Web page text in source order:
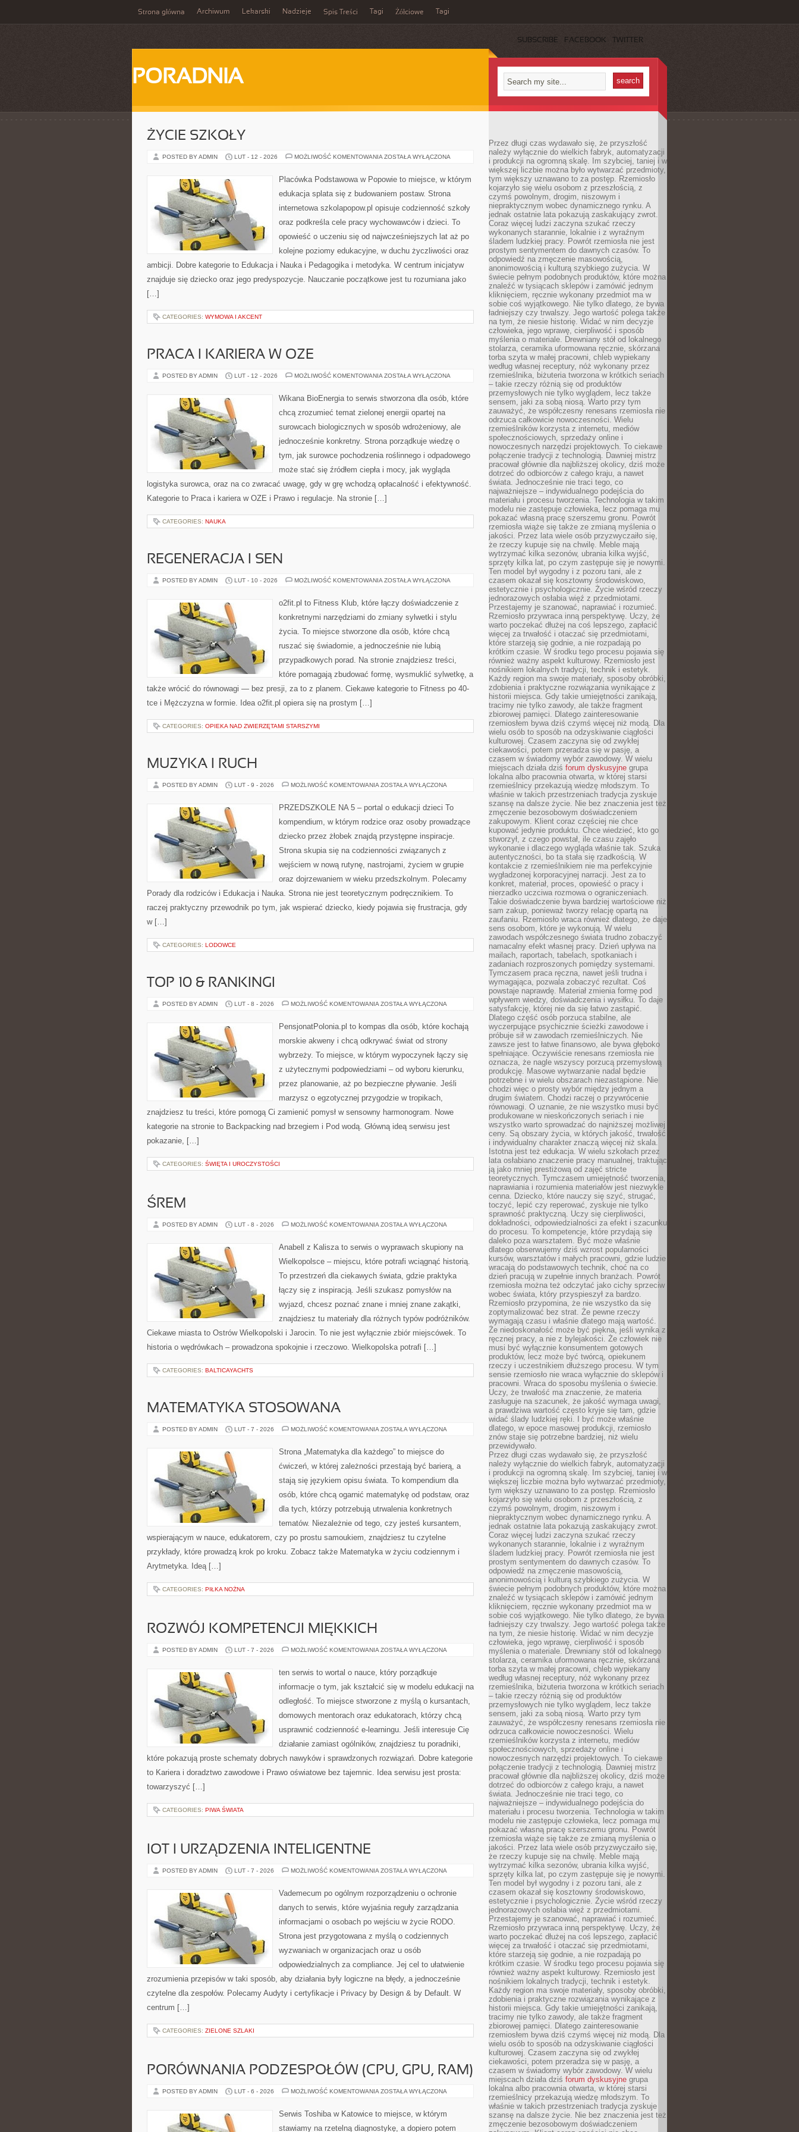
Strona główna Archiwum Lekarski Nadzieje Spis Treści Tagi Żółciowe Tagi
SUBSCRIBE FACEBOOK TWITTER
PORADNIA
ŻYCIE SZKOŁY
POSTED BY ADMIN LUT - 12 - 2026 MOŻLIWOŚĆ KOMENTOWANIA ŻYCIE
ZOSTAŁA WYŁĄCZONA
Placówka Podstawowa w Popowie to miejsce, w którym
edukacja splata się z budowaniem postaw. Strona
internetowa szkolapopow.pl opisuje codzienność szkoły
oraz podkreśla cele pracy wychowawców i dzieci. To
opowieść o uczeniu się od najwcześniejszych lat aż po
kolejne poziomy edukacyjne, w duchu życzliwości oraz
ambicji. Dobre kategorie to Edukacja i Nauka i Pedagogika i metodyka. W centrum inicjatyw
znajduje się dziecko oraz jego predyspozycje. Nauczanie początkowe jest tu rozumiana jako
[…]
CATEGORIES: WYMOWA I AKCENT
PRACA I KARIERA W OZE
POSTED BY ADMIN LUT - 12 - 2026 MOŻLIWOŚĆ KOMENTOWANIA PRACA
W
OZE
ZOSTAŁA WYŁĄCZONA
Wikana BioEnergia to serwis stworzona dla osób, które
chcą zrozumieć temat zielonej energii opartej na
surowcach biologicznych w sposób wdrożeniowy, ale
jednocześnie konkretny. Strona porządkuje wiedzę o
tym, jak surowce pochodzenia roślinnego i odpadowego
może stać się źródłem ciepła i mocy, jak wygląda
logistyka surowca, oraz na co zwracać uwagę, gdy w grę wchodzą opłacalność i efektywność.
Kategorie to Praca i kariera w OZE i Prawo i regulacje. Na stronie […]
CATEGORIES: NAUKA
REGENERACJA I SEN
POSTED BY ADMIN LUT - 10 - 2026 MOŻLIWOŚĆ KOMENTOWANIA REGENERACJA
ZOSTAŁA WYŁĄCZONA
o2fit.pl to Fitness Klub, które łączy doświadczenie z
konkretnymi narzędziami do zmiany sylwetki i stylu
życia. To miejsce stworzone dla osób, które chcą
ruszać się świadomie, a jednocześnie nie lubią
przypadkowych porad. Na stronie znajdziesz treści,
które pomagają zbudować formę, wysmuklić sylwetkę, a
także wrócić do równowagi — bez presji, za to z planem. Ciekawe kategorie to Fitness po 40-
tce i Mężczyzna w formie. Idea o2fit.pl opiera się na prostym […]
CATEGORIES: OPIEKA NAD ZWIERZĘTAMI STARSZYMI
MUZYKA I RUCH
POSTED BY ADMIN LUT - 9 - 2026 MOŻLIWOŚĆ KOMENTOWANIA MUZYKA
ZOSTAŁA WYŁĄCZONA
PRZEDSZKOLE NA 5 – portal o edukacji dzieci To
kompendium, w którym rodzice oraz osoby prowadzące
dziecko przez żłobek znajdą przystępne inspiracje.
Strona skupia się na codzienności związanych z
wejściem w nową rutynę, nastrojami, życiem w grupie
oraz dojrzewaniem w wieku przedszkolnym. Polecamy
Porady dla rodziców i Edukacja i Nauka. Strona nie jest teoretycznym podręcznikiem. To
raczej praktyczny przewodnik po tym, jak wspierać dziecko, kiedy pojawia się frustracja, gdy
w […]
CATEGORIES: LODOWCE
TOP 10 & RANKINGI
POSTED BY ADMIN LUT - 8 - 2026 MOŻLIWOŚĆ KOMENTOWANIA TOP
RANKINGI
ZOSTAŁA WYŁĄCZONA
PensjonatPolonia.pl to kompas dla osób, które kochają
morskie akweny i chcą odkrywać świat od strony
wybrzeży. To miejsce, w którym wypoczynek łączy się
z użytecznymi podpowiedziami – od wyboru kierunku,
przez planowanie, aż po bezpieczne pływanie. Jeśli
marzysz o egzotycznej przygodzie w tropikach,
znajdziesz tu treści, które pomogą Ci zamienić pomysł w sensowny harmonogram. Nowe
kategorie na stronie to Backpacking nad brzegiem i Pod wodą. Główną ideą serwisu jest
pokazanie, […]
CATEGORIES: ŚWIĘTA I UROCZYSTOŚCI
ŚREM
POSTED BY ADMIN LUT - 8 - 2026 MOŻLIWOŚĆ KOMENTOWANIA ŚREM
ZOSTAŁA WYŁĄCZONA
Anabell z Kalisza to serwis o wyprawach skupiony na
Wielkopolsce – miejscu, które potrafi wciągnąć historią.
To przestrzeń dla ciekawych świata, gdzie praktyka
łączy się z inspiracją. Jeśli szukasz pomysłów na
wyjazd, chcesz poznać znane i mniej znane zakątki,
znajdziesz tu materiały dla różnych typów podróżników.
Ciekawe miasta to Ostrów Wielkopolski i Jarocin. To nie jest wyłącznie zbiór miejscówek. To
historia o wędrówkach – prowadzona spokojnie i rzeczowo. Wielkopolska potrafi […]
CATEGORIES: BALTICAYACHTS
MATEMATYKA STOSOWANA
POSTED BY ADMIN LUT - 7 - 2026 MOŻLIWOŚĆ KOMENTOWANIA MATEMATYKA
ZOSTAŁA WYŁĄCZONA
Strona „Matematyka dla każdego” to miejsce do
ćwiczeń, w której zależności przestają być barierą, a
stają się językiem opisu świata. To kompendium dla
osób, które chcą ogarnić matematykę od podstaw, oraz
dla tych, którzy potrzebują utrwalenia konkretnych
tematów. Niezależnie od tego, czy jesteś kursantem,
wspierającym w nauce, edukatorem, czy po prostu samoukiem, znajdziesz tu czytelne
przykłady, które prowadzą krok po kroku. Zobacz także Matematyka w życiu codziennym i
Arytmetyka. Ideą […]
CATEGORIES: PIŁKA NOŻNA
ROZWÓJ KOMPETENCJI MIĘKKICH
POSTED BY ADMIN LUT - 7 - 2026 MOŻLIWOŚĆ KOMENTOWANIA ROZWÓJ
ZOSTAŁA WYŁĄCZONA
ten serwis to wortal o nauce, który porządkuje
informacje o tym, jak kształcić się w modelu edukacji na
odległość. To miejsce stworzone z myślą o kursantach,
domowych mentorach oraz edukatorach, którzy chcą
usprawnić codzienność e-learningu. Jeśli interesuje Cię
działanie zamiast ogólników, znajdziesz tu poradniki,
które pokazują proste schematy dobrych nawyków i sprawdzonych rozwiązań. Dobre kategorie
to Kariera i doradztwo zawodowe i Prawo oświatowe bez tajemnic. Idea serwisu jest prosta:
towarzyszyć […]
CATEGORIES: PIWA ŚWIATA
IOT I URZĄDZENIA INTELIGENTNE
POSTED BY ADMIN LUT - 7 - 2026 MOŻLIWOŚĆ KOMENTOWANIA IOT
INTELIGENTNE
ZOSTAŁA WYŁĄCZONA
Vademecum po ogólnym rozporządzeniu o ochronie
danych to serwis, które wyjaśnia reguły zarządzania
informacjami o osobach po wejściu w życie RODO.
Strona jest przygotowana z myślą o codziennych
wyzwaniach w organizacjach oraz u osób
odpowiedzialnych za compliance. Jej cel to ułatwienie
zrozumienia przepisów w taki sposób, aby działania były logiczne na błędy, a jednocześnie
czytelne dla zespołów. Polecamy Audyty i certyfikacje i Privacy by Design & by Default. W
centrum […]
CATEGORIES: ZIELONE SZLAKI
PORÓWNANIA PODZESPOŁÓW (CPU, GPU, RAM)
POSTED BY ADMIN LUT - 6 - 2026 MOŻLIWOŚĆ KOMENTOWANIA PORÓWNANIA
GPU,
RAM)
ZOSTAŁA WYŁĄCZONA
Serwis Toshiba w Katowice to miejsce, w którym
stawiamy na rzetelną diagnostykę, a dopiero potem
Przez długi czas wydawało się, że przyszłość
należy wyłącznie do wielkich fabryk, automatyzacji
i produkcji na ogromną skalę. Im szybciej, taniej i w
większej liczbie można było wytwarzać przedmioty,
tym większy uznawano to za postęp. Rzemiosło
kojarzyło się wielu osobom z przeszłością, z
czymś powolnym, drogim, niszowym i
niepraktycznym wobec dynamicznego rynku. A
jednak ostatnie lata pokazują zaskakujący zwrot.
Coraz więcej ludzi zaczyna szukać rzeczy
wykonanych starannie, lokalnie i z wyraźnym
śladem ludzkiej pracy. Powrót rzemiosła nie jest
prostym sentymentem do dawnych czasów. To
odpowiedź na zmęczenie masowością,
anonimowością i kulturą szybkiego zużycia. W
świecie pełnym podobnych produktów, które można
znaleźć w tysiącach sklepów i zamówić jednym
kliknięciem, ręcznie wykonany przedmiot ma w
sobie coś wyjątkowego. Nie tylko dlatego, że bywa
ładniejszy czy trwalszy. Jego wartość polega także
na tym, że niesie historię. Widać w nim decyzje
człowieka, jego wprawę, cierpliwość i sposób
myślenia o materiale. Drewniany stół od lokalnego
stolarza, ceramika uformowana ręcznie, skórzana
torba szyta w małej pracowni, chleb wypiekany
według własnej receptury, nóż wykonany przez
rzemieślnika, biżuteria tworzona w krótkich seriach
– takie rzeczy różnią się od produktów
przemysłowych nie tylko wyglądem, lecz także
sensem, jaki za sobą niosą. Warto przy tym
zauważyć, że współczesny renesans rzemiosła nie
odrzuca całkowicie nowoczesności. Wielu
rzemieślników korzysta z internetu, mediów
społecznościowych, sprzedaży online i
nowoczesnych narzędzi projektowych. To ciekawe
połączenie tradycji z technologią. Dawniej mistrz
pracował głównie dla najbliższej okolicy, dziś może
dotrzeć do odbiorców z całego kraju, a nawet
świata. Jednocześnie nie traci tego, co
najważniejsze – indywidualnego podejścia do
materiału i procesu tworzenia. Technologia w takim
modelu nie zastępuje człowieka, lecz pomaga mu
pokazać własną pracę szerszemu gronu. Powrót
rzemiosła wiąże się także ze zmianą myślenia o
jakości. Przez lata wiele osób przyzwyczaiło się,
że rzeczy kupuje się na chwilę. Meble mają
wytrzymać kilka sezonów, ubrania kilka wyjść,
sprzęty kilka lat, po czym zastępuje się je nowymi.
Ten model był wygodny i z pozoru tani, ale z
czasem okazał się kosztowny środowiskowo,
estetycznie i psychologicznie. Życie wśród rzeczy
jednorazowych osłabia więź z przedmiotami.
Przestajemy je szanować, naprawiać i rozumieć.
Rzemiosło przywraca inną perspektywę. Uczy, że
warto poczekać dłużej na coś lepszego, zapłacić
więcej za trwałość i otaczać się przedmiotami,
które starzeją się godnie, a nie rozpadają po
krótkim czasie. W środku tego procesu pojawia się
również ważny aspekt kulturowy. Rzemiosło jest
nośnikiem lokalnych tradycji, technik i estetyk.
Każdy region ma swoje materiały, sposoby obróbki,
zdobienia i praktyczne rozwiązania wynikające z
historii miejsca. Gdy takie umiejętności zanikają,
tracimy nie tylko zawody, ale także fragment
zbiorowej pamięci. Dlatego zainteresowanie
rzemiosłem bywa dziś czymś więcej niż modą. Dla
wielu osób to sposób na odzyskiwanie ciągłości
kulturowej. Czasem zaczyna się od zwykłej
ciekawości, potem przeradza się w pasję, a
czasem w świadomy wybór zawodowy. W wielu
miejscach działa dziś forum dyskusyjne grupa
lokalna albo pracownia otwarta, w której starsi
rzemieślnicy przekazują wiedzę młodszym. To
właśnie w takich przestrzeniach tradycja zyskuje
szansę na dalsze życie. Nie bez znaczenia jest też
zmęczenie bezosobowym doświadczeniem
zakupowym. Klient coraz częściej nie chce
kupować jedynie produktu. Chce wiedzieć, kto go
stworzył, z czego powstał, ile czasu zajęło
wykonanie i dlaczego wygląda właśnie tak. Szuka
autentyczności, bo ta stała się rzadkością. W
kontakcie z rzemieślnikiem nie ma perfekcyjnie
wygładzonej korporacyjnej narracji. Jest za to
konkret, materiał, proces, opowieść o pracy i
nierzadko uczciwa rozmowa o ograniczeniach.
Takie doświadczenie bywa bardziej wartościowe niż
sam zakup, ponieważ tworzy relację opartą na
zaufaniu. Rzemiosło wraca również dlatego, że daje
sens osobom, które je wykonują. W wielu
zawodach współczesnego świata trudno zobaczyć
namacalny efekt własnej pracy. Dzień upływa na
mailach, raportach, tabelach, spotkaniach i
zadaniach rozproszonych pomiędzy systemami.
Tymczasem praca ręczna, nawet jeśli trudna i
wymagająca, pozwala zobaczyć rezultat. Coś
powstaje naprawdę. Materiał zmienia formę pod
wpływem wiedzy, doświadczenia i wysiłku. To daje
satysfakcję, której nie da się łatwo zastąpić.
Dlatego część osób porzuca stabilne, ale
wyczerpujące psychicznie ścieżki zawodowe i
próbuje sił w zawodach rzemieślniczych. Nie
zawsze jest to łatwe finansowo, ale bywa głęboko
spełniające. Oczywiście renesans rzemiosła nie
oznacza, że nagle wszyscy porzucą przemysłową
produkcję. Masowe wytwarzanie nadal będzie
potrzebne i w wielu obszarach niezastąpione. Nie
chodzi więc o prosty wybór między jednym a
drugim światem. Chodzi raczej o przywrócenie
równowagi. O uznanie, że nie wszystko musi być
produkowane w nieskończonych seriach i nie
wszystko warto sprowadzać do najniższej możliwej
ceny. Są obszary życia, w których jakość, trwałość
i indywidualny charakter znaczą więcej niż skala.
Istotna jest też edukacja. W wielu szkołach przez
lata osłabiano znaczenie pracy manualnej, traktując
ją jako mniej prestiżową od zajęć stricte
teoretycznych. Tymczasem umiejętność tworzenia,
naprawiania i rozumienia materiałów jest niezwykle
cenna. Dziecko, które nauczy się szyć, strugać,
toczyć, lepić czy reperować, zyskuje nie tylko
sprawność praktyczną. Uczy się cierpliwości,
dokładności, odpowiedzialności za efekt i szacunku
do procesu. To kompetencje, które przydają się
daleko poza warsztatem. Być może właśnie
dlatego obserwujemy dziś wzrost popularności
kursów, warsztatów i małych pracowni, gdzie ludzie
wracają do podstawowych technik, choć na co
dzień pracują w zupełnie innych branżach. Powrót
rzemiosła można też odczytać jako cichy sprzeciw
wobec świata, który przyspieszył za bardzo.
Rzemiosło przypomina, że nie wszystko da się
zoptymalizować bez strat. Że pewne rzeczy
wymagają czasu i właśnie dlatego mają wartość.
Że niedoskonałość może być piękna, jeśli wynika z
ręcznej pracy, a nie z bylejakości. Że człowiek nie
musi być wyłącznie konsumentem gotowych
produktów, lecz może być twórcą, opiekunem
rzeczy i uczestnikiem dłuższego procesu. W tym
sensie rzemiosło nie wraca wyłącznie do sklepów i
pracowni. Wraca do sposobu myślenia o świecie.
Uczy, że trwałość ma znaczenie, że materia
zasługuje na szacunek, że jakość wymaga uwagi,
a prawdziwa wartość często kryje się tam, gdzie
widać ślady ludzkiej ręki. I być może właśnie
dlatego, w epoce masowej produkcji, rzemiosło
znów staje się potrzebne bardziej, niż wielu
przewidywało.
Przez długi czas wydawało się, że przyszłość
należy wyłącznie do wielkich fabryk, automatyzacji
i produkcji na ogromną skalę. Im szybciej, taniej i w
większej liczbie można było wytwarzać przedmioty,
tym większy uznawano to za postęp. Rzemiosło
kojarzyło się wielu osobom z przeszłością, z
czymś powolnym, drogim, niszowym i
niepraktycznym wobec dynamicznego rynku. A
jednak ostatnie lata pokazują zaskakujący zwrot.
Coraz więcej ludzi zaczyna szukać rzeczy
wykonanych starannie, lokalnie i z wyraźnym
śladem ludzkiej pracy. Powrót rzemiosła nie jest
prostym sentymentem do dawnych czasów. To
odpowiedź na zmęczenie masowością,
anonimowością i kulturą szybkiego zużycia. W
świecie pełnym podobnych produktów, które można
znaleźć w tysiącach sklepów i zamówić jednym
kliknięciem, ręcznie wykonany przedmiot ma w
sobie coś wyjątkowego. Nie tylko dlatego, że bywa
ładniejszy czy trwalszy. Jego wartość polega także
na tym, że niesie historię. Widać w nim decyzje
człowieka, jego wprawę, cierpliwość i sposób
myślenia o materiale. Drewniany stół od lokalnego
stolarza, ceramika uformowana ręcznie, skórzana
torba szyta w małej pracowni, chleb wypiekany
według własnej receptury, nóż wykonany przez
rzemieślnika, biżuteria tworzona w krótkich seriach
– takie rzeczy różnią się od produktów
przemysłowych nie tylko wyglądem, lecz także
sensem, jaki za sobą niosą. Warto przy tym
zauważyć, że współczesny renesans rzemiosła nie
odrzuca całkowicie nowoczesności. Wielu
rzemieślników korzysta z internetu, mediów
społecznościowych, sprzedaży online i
nowoczesnych narzędzi projektowych. To ciekawe
połączenie tradycji z technologią. Dawniej mistrz
pracował głównie dla najbliższej okolicy, dziś może
dotrzeć do odbiorców z całego kraju, a nawet
świata. Jednocześnie nie traci tego, co
najważniejsze – indywidualnego podejścia do
materiału i procesu tworzenia. Technologia w takim
modelu nie zastępuje człowieka, lecz pomaga mu
pokazać własną pracę szerszemu gronu. Powrót
rzemiosła wiąże się także ze zmianą myślenia o
jakości. Przez lata wiele osób przyzwyczaiło się,
że rzeczy kupuje się na chwilę. Meble mają
wytrzymać kilka sezonów, ubrania kilka wyjść,
sprzęty kilka lat, po czym zastępuje się je nowymi.
Ten model był wygodny i z pozoru tani, ale z
czasem okazał się kosztowny środowiskowo,
estetycznie i psychologicznie. Życie wśród rzeczy
jednorazowych osłabia więź z przedmiotami.
Przestajemy je szanować, naprawiać i rozumieć.
Rzemiosło przywraca inną perspektywę. Uczy, że
warto poczekać dłużej na coś lepszego, zapłacić
więcej za trwałość i otaczać się przedmiotami,
które starzeją się godnie, a nie rozpadają po
krótkim czasie. W środku tego procesu pojawia się
również ważny aspekt kulturowy. Rzemiosło jest
nośnikiem lokalnych tradycji, technik i estetyk.
Każdy region ma swoje materiały, sposoby obróbki,
zdobienia i praktyczne rozwiązania wynikające z
historii miejsca. Gdy takie umiejętności zanikają,
tracimy nie tylko zawody, ale także fragment
zbiorowej pamięci. Dlatego zainteresowanie
rzemiosłem bywa dziś czymś więcej niż modą. Dla
wielu osób to sposób na odzyskiwanie ciągłości
kulturowej. Czasem zaczyna się od zwykłej
ciekawości, potem przeradza się w pasję, a
czasem w świadomy wybór zawodowy. W wielu
miejscach działa dziś forum dyskusyjne grupa
lokalna albo pracownia otwarta, w której starsi
rzemieślnicy przekazują wiedzę młodszym. To
właśnie w takich przestrzeniach tradycja zyskuje
szansę na dalsze życie. Nie bez znaczenia jest też
zmęczenie bezosobowym doświadczeniem